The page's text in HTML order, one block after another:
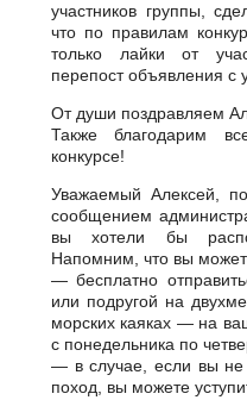
участников группы,
что по правилам
только лайки от
перепост объявления с
От души поздравляем
Также благодарим
конкурсе!
Уважаемый Алексей,
сообщением
вы хотели бы
Напомним, что вы
— бесплатно
или подругой на
морских каяках — на
с понедельника по
— в случае, если вы не
поход, вы можете